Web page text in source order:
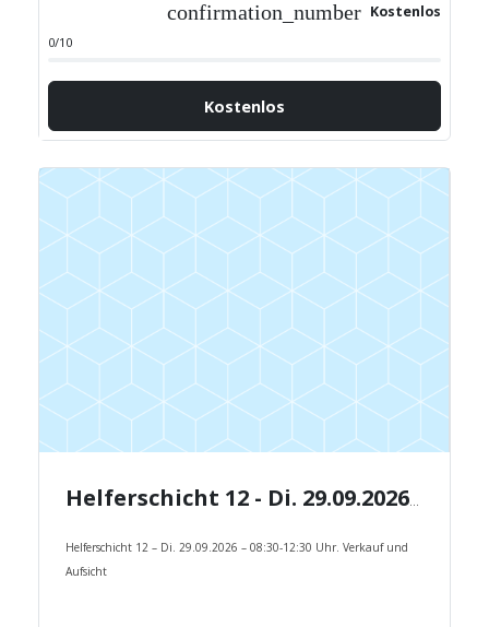
confirmation_number Kostenlos
0/10
Kostenlos
Helferschicht 12 – Di. 29.09.2026 – 08:30-12:30 Uhr. Verkauf und
Aufsicht